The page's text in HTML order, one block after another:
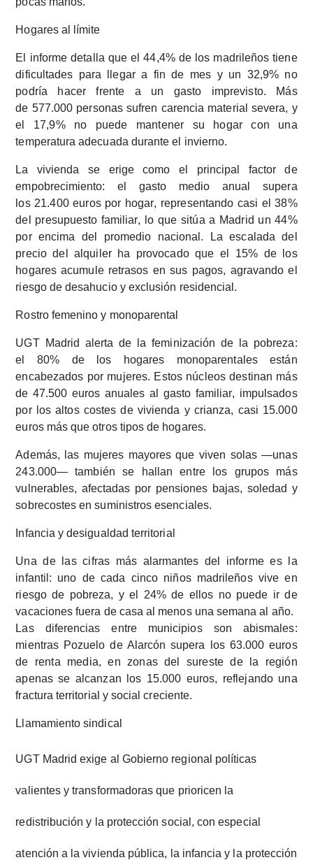
Hogares al límite
El informe detalla que el 44,4% de los madrileños tiene
dificultades para llegar a fin de mes y un 32,9% no
podría hacer frente a un gasto imprevisto. Más
de 577.000 personas sufren carencia material severa, y
el 17,9% no puede mantener su hogar con una
temperatura adecuada durante el invierno.​
La vivienda se erige como el principal factor de
empobrecimiento: el gasto medio anual supera
los 21.400 euros por hogar, representando casi el38%
del presupuesto familiar, lo que sitúa a Madrid un 44%
por encima del promedio nacional. La escalada del
precio del alquiler ha provocado que el 15% de los
hogares acumule retrasos en sus pagos, agravando el
riesgo de desahucio y exclusión residencial.​​
Rostro femenino y monoparental
UGT Madrid alerta de lafeminización de la pobreza:
el 80% de los hogares monoparentalesestán
encabezados por mujeres. Estos núcleos destinan más
de47.500 euros anuales al gasto familiar, impulsados
por los altos costes de vivienda y crianza, casi 15.000
euros más que otros tipos de hogares.​
Además, las mujeres mayores que viven solas—unas
243.000— también se hallan entre los grupos más
vulnerables, afectadas por pensiones bajas, soledad y
sobrecostes en suministros esenciales.​
Infancia y desigualdad territorial
Una de las cifras más alarmantes del informe es la
infantil: uno de cada cinco niños madrileños vive en
riesgo de pobreza, yel 24% de ellos no puede ir de
vacaciones fuera de casa al menos una semana al año.​​
Las diferencias entre municipios son abismales:
mientras Pozuelo de Alarcón supera los 63.000 euros
de renta media, en zonas del sureste de la región
apenas se alcanzan los 15.000 euros, reflejando una
fractura territorial y social creciente.​
Llamamiento sindical
UGT Madrid exige al Gobierno regional políticas
valientes y transformadoras que prioricen la
redistribución y la protección social, con especial
atención a lavivienda pública, la infancia y la protección